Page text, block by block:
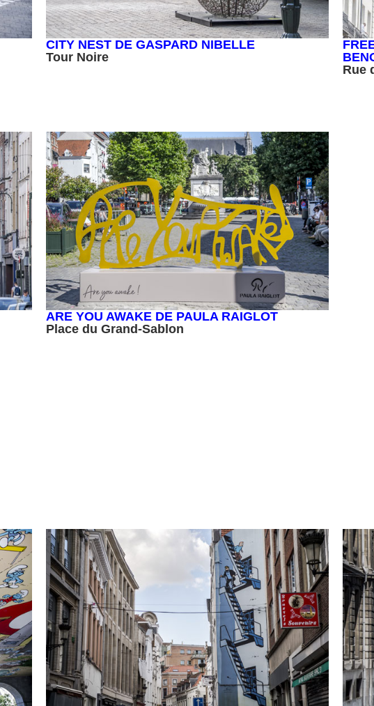
CITY NEST DE GASPARD NIBELLE
Tour Noire
Rue
ARE YOU AWAKE DE PAULA RAIGLOT
Place du Grand-Sablon